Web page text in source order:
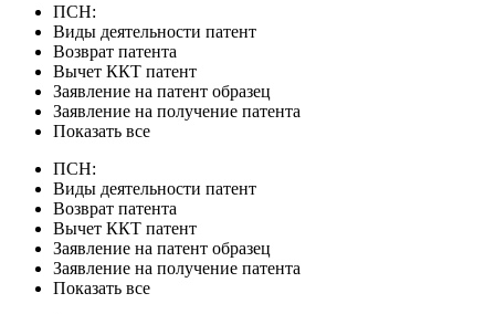
ПСН:
Виды деятельности патент
Возврат патента
Вычет ККТ патент
Заявление на патент образец
Заявление на получение патента
Показать все
ПСН:
Виды деятельности патент
Возврат патента
Вычет ККТ патент
Заявление на патент образец
Заявление на получение патента
Показать все